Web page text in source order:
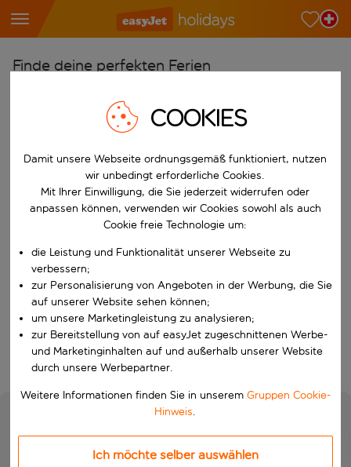
Finde deine perfekten Ferien
Wähle deine Flughäfen
Beginne mit der Eingabe für die automatische
Reiseziele finden
Nach
W&auml;hle ein Ab- und R&uuml;ckflugdatum aus.
Wähle deine Reisedaten
Wann
Wer
Suchen
COOKIES
Damit unsere Webseite ordnungsgemäß funktioniert, nutzen
wir unbedingt erforderliche Cookies.
Mit Ihrer Einwilligung, die Sie jederzeit widerrufen oder
anpassen können, verwenden wir Cookies sowohl als auch
Cookie freie Technologie um:
die Leistung und Funktionalität unserer Webseite zu
verbessern;
zur Personalisierung von Angeboten in der Werbung, die Sie
auf unserer Website sehen können;
um unsere Marketingleistung zu analysieren;
zur Bereitstellung von auf easyJet zugeschnittenen Werbe-
und Marketinginhalten auf und außerhalb unserer Website
durch unsere Werbepartner.
Weitere Informationen finden Sie in unserem Gruppen Cookie-
Hinweis.
Ich möchte selber auswählen